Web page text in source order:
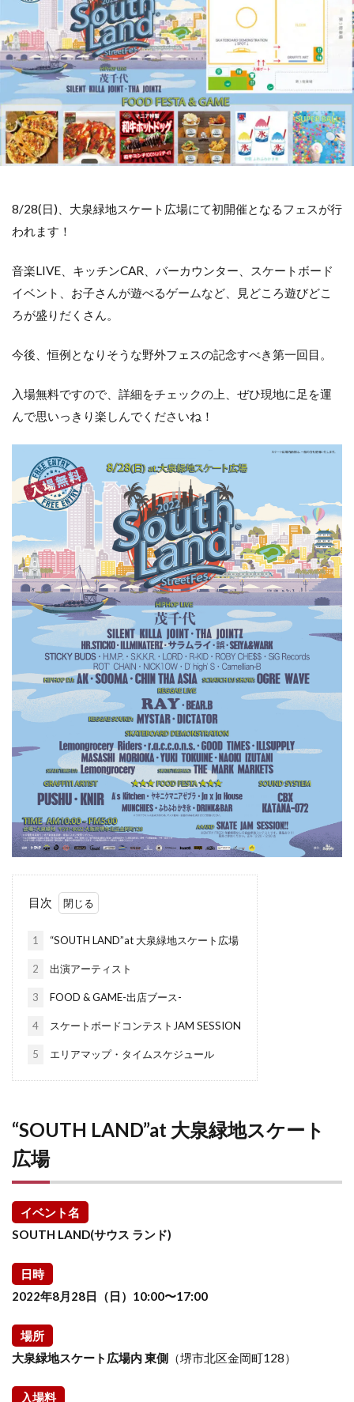
8/28(日)、大泉緑地スケート広場にて初開催となるフェスが行
われます！
音楽LIVE、キッチンCAR、バーカウンター、スケートボード
イベント、お子さんが遊べるゲームなど、見どころ遊びどこ
ろが盛りだくさん。
今後、恒例となりそうな野外フェスの記念すべき第一回目。
入場無料ですので、詳細をチェックの上、ぜひ現地に足を運
んで思いっきり楽しんでくださいね！
目次
1 “SOUTH LAND”at 大泉緑地スケート広場
2 出演アーティスト
3 FOOD & GAME-出店ブース-
4 スケートボードコンテストJAM SESSION
5 エリアマップ・タイムスケジュール
“SOUTH LAND”at 大泉緑地スケート
広場
イベント名
SOUTH LAND(サウス ランド)
日時
2022年8月28日（日）10:00〜17:00
場所
大泉緑地スケート広場内 東側 （堺市北区金岡町128）
入場料